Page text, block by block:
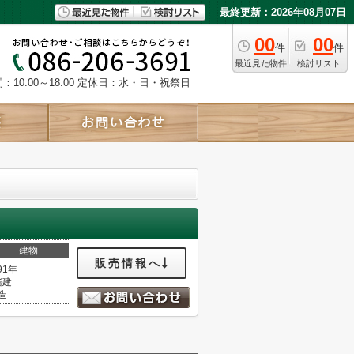
最終更新：2026年08月07日
00件
最近見た物件
00件
検討リスト
：10:00～18:00 定休日：水・日・祝祭日
建物
年
建
販売情報へ